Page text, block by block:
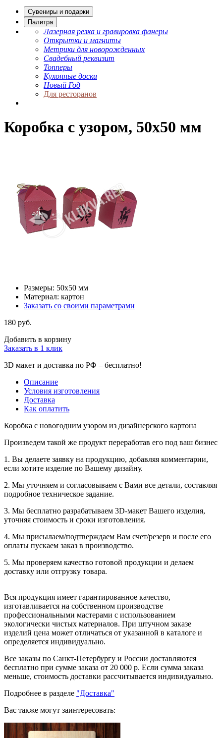
Сувениры и подарки
Палитра
Лазерная резка и гравировка фанеры
Открытки и магниты
Метрики для новорожденных
Свадебный реквизит
Топперы
Кухонные доски
Новый Год
Для ресторанов
Коробка с узором, 50х50 мм
Размеры: 50х50 мм
Материал: картон
Заказать со своими параметрами
180 руб.
Добавить в корзину
Заказать в 1 клик
3D макет и доставка по РФ – бесплатно!
Описание
Условия изготовления
Доставка
Как оплатить
Коробка с новогодним узором из дизайнерского картона
Произведем такой же продукт переработав его под ваш бизнес
1. Вы делаете заявку на продукцию, добавляя комментарии,
если хотите изделие по Вашему дизайну.
2. Мы уточняем и согласовываем с Вами все детали, составляя
подробное техническое задание.
3. Мы бесплатно разрабатываем 3D-макет Вашего изделия,
уточняя стоимость и сроки изготовления.
4. Мы присылаем/подтверждаем Вам счет/резерв и после его
оплаты пускаем заказ в производство.
5. Мы проверяем качество готовой продукции и делаем
доставку или отгрузку товара.
Вся продукция имеет гарантированное качество,
изготавливается на собственном производстве
профессиональными мастерами с использованием
экологически чистых материалов. При штучном заказе
изделий цена может отличаться от указанной в каталоге и
определяется индивидуально.
Все заказы по Санкт-Петербургу и России доставляются
бесплатно при сумме заказа от 20 000 р. Если сумма заказа
меньше, стоимость доставки рассчитывается индивидуально.
Подробнее в разделе "Доставка"
Вас также могут заинтересовать: